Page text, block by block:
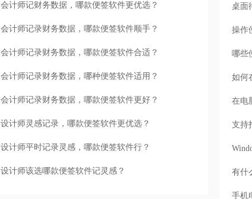
会计师记财务数据，哪款便签软件更优选？
会计师记录财务数据，哪款便签软件顺手？
会计师记录财务数据，哪款便签软件合适？
会计师记录财务数据，哪种便签软件适用？
会计师记录财务数据，哪款便签软件更好？
设计师灵感记录，哪款便签软件更优选？
设计师平时记录灵感，哪款便签软件行？
设计师该选哪款便签软件记灵感？
桌面
操作
哪些
如何
在电
支持
有什
手机